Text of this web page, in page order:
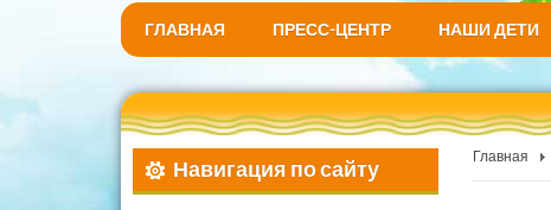
ГЛАВНАЯ ПРЕСС-ЦЕНТР НАШИ ДЕТИ
Главная
Навигация по сайту